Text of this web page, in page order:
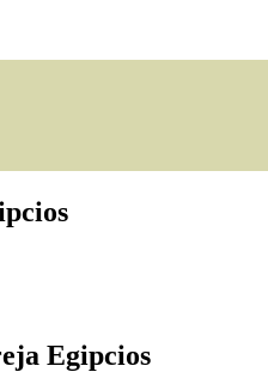
Egipcios